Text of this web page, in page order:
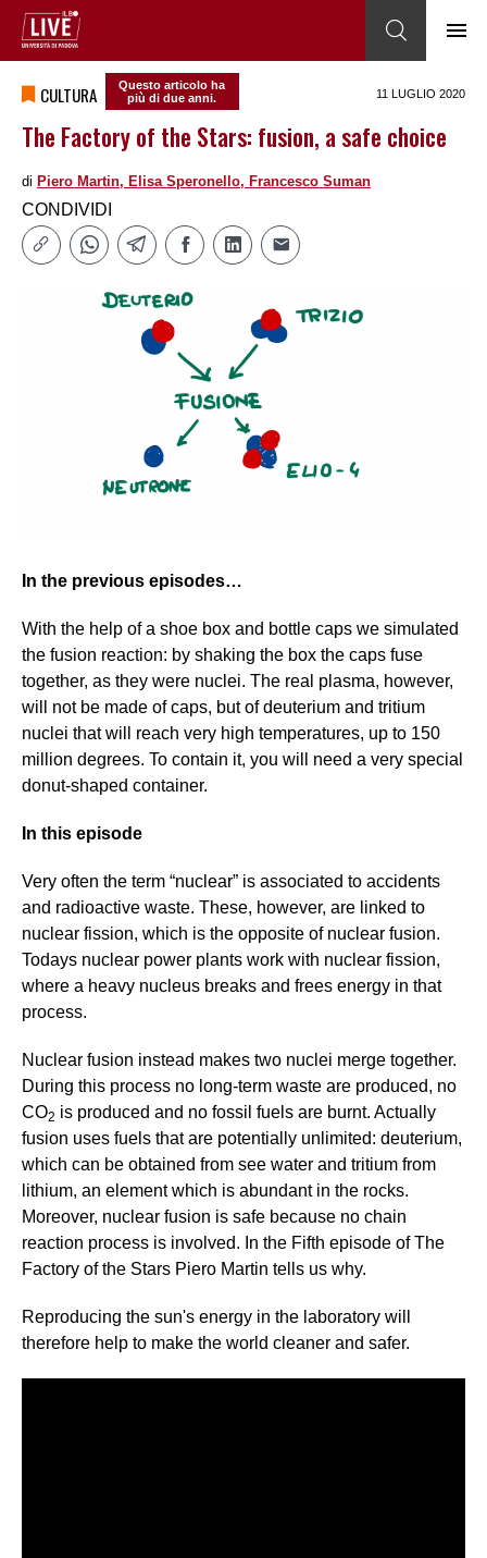
CULTURA
Questo articolo ha
più di due anni.
11 LUGLIO 2020
The Factory of the Stars: fusion, a safe choice
di Piero Martin, Elisa Speronello, Francesco Suman
CONDIVIDI
In the previous episodes…
With the help of a shoe box and bottle caps we simulated
the fusion reaction: by shaking the box the caps fuse
together, as they were nuclei. The real plasma, however,
will not be made of caps, but of deuterium and tritium
nuclei that will reach very high temperatures, up to 150
million degrees. To contain it, you will need a very special
donut-shaped container.
In this episode
Very often the term “nuclear” is associated to accidents
and radioactive waste. These, however, are linked to
nuclear fission, which is the opposite of nuclear fusion.
Todays nuclear power plants work with nuclear fission,
where a heavy nucleus breaks and frees energy in that
process.
Nuclear fusion instead makes two nuclei merge together.
During this process no long-term waste are produced, no
CO2 is produced and no fossil fuels are burnt. Actually
fusion uses fuels that are potentially unlimited: deuterium,
which can be obtained from see water and tritium from
lithium, an element which is abundant in the rocks.
Moreover, nuclear fusion is safe because no chain
reaction process is involved. In the Fifth episode of The
Factory of the Stars Piero Martin tells us why.
Reproducing the sun's energy in the laboratory will
therefore help to make the world cleaner and safer.